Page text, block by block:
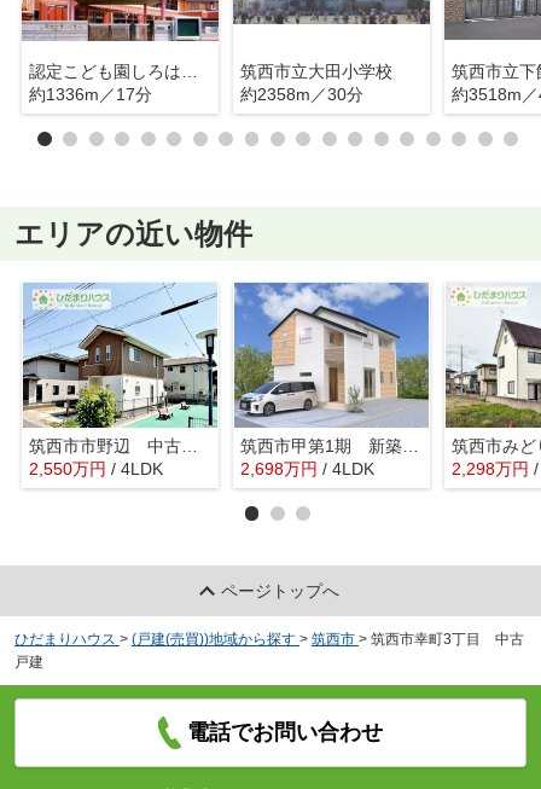
約1336m／17分
筑西市立大田小学校
約2358m／30分
筑西市立下
約3518m
エリアの近い物件
筑西市市野辺 中古戸建
2,550万円 / 4LDK
筑西市甲第1期 新築戸建
2,698万円 / 4LDK 2,298万円
ページトップへ
ひだまりハウス > (戸建(売買))地域から探す > 筑西市 > 筑西市幸町3丁目 中古
戸建
電話でお問い合わせ